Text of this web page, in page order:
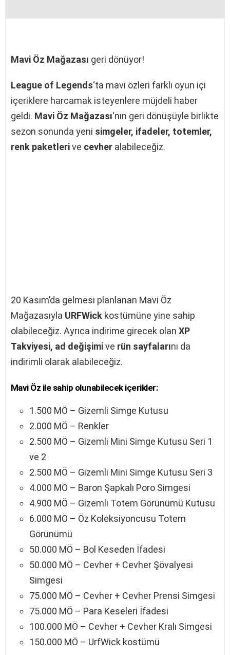
Mavi Öz Mağazası geri dönüyor!
League of Legends‘ta mavi özleri farklı oyun içi
içeriklere harcamak isteyenlere müjdeli haber
geldi. Mavi Öz Mağazası‘nın geri dönüşüyle birlikte
sezon sonunda yeni simgeler, ifadeler, totemler,
renk paketlerive cevher alabileceğiz.
20 Kasım’da gelmesi planlanan Mavi Öz
Mağazasıyla URFWick kostümüne yine sahip
olabileceğiz. Ayrıca indirime girecek olan XP
Takviyesi, ad değişimive rün sayfalarını da
indirimli olarak alabileceğiz.
Mavi Öz ile sahip olunabilecek içerikler:
1.500 MÖ – Gizemli Simge Kutusu
2.000 MÖ – Renkler
2.500 MÖ – Gizemli Mini Simge Kutusu Seri 1
ve 2
2.500 MÖ – Gizemli Mini Simge Kutusu Seri 3
4.000 MÖ – Baron Şapkalı Poro Simgesi
4.900 MÖ – Gizemli Totem Görünümü Kutusu
6.000 MÖ – Öz Koleksiyoncusu Totem
Görünümü
50.000 MÖ – Bol Keseden İfadesi
50.000 MÖ – Cevher + Cevher Şövalyesi
Simgesi
75.000 MÖ – Cevher + Cevher Prensi Simgesi
75.000 MÖ – Para Keseleri İfadesi
100.000 MÖ – Cevher + Cevher Kralı Simgesi
150.000 MÖ – UrfWick kostümü